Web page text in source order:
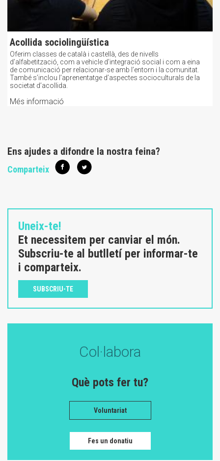
Acollida sociolingüística
Oferim classes de català i castellà, des de nivells
d’alfabetització, com a vehicle d’integració social i com a eina
de comunicació per relacionar-se amb l’entorn i la comunitat.
També s’inclou l’aprenentatge d’aspectes socioculturals de la
societat d’acollida.
Més informació
Ens ajudes a difondre la nostra feina?
Comparteix
Uneix-te!
Et necessitem per canviar el món.
Subscriu-te al butlletí per informar-te
i comparteix.
SUBSCRIU-TE
Col·labora
Què pots fer tu?
Voluntariat
Fes un donatiu